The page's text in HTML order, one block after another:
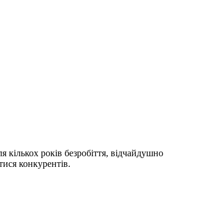
років безробіття, відчайдушно
конкурентів.